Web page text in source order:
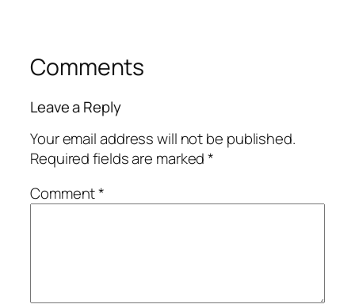
Comments
Leave a Reply
Your email address will not be published.
Required fields are marked*
Comment*